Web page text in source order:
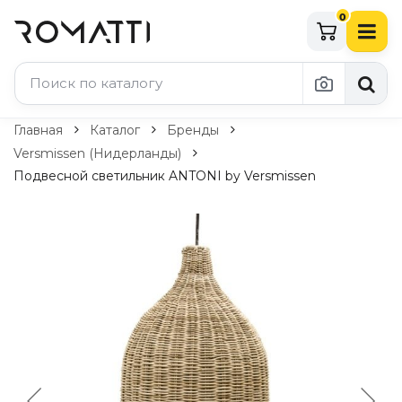
0
Каталог Romatti
Свет и освещение
Потолочные светильники
Бра и настенные светильники
Технический свет
Уличное освещение
Комплектующие
Главная Каталог
Бренды
Versmissen (Нидерланды)
Подвесной светильник ANTONI by Versmissen